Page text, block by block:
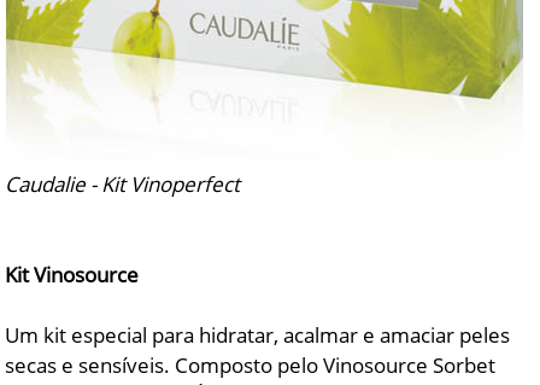
Caudalie - Kit Vinoperfect
Kit Vinosource
Um kit especial para hidratar, acalmar e amaciar peles
secas e sensíveis. Composto pelo Vinosource Sorbet